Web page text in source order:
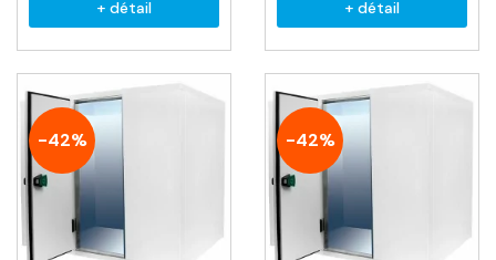
+ détail + détail
-42% -42%